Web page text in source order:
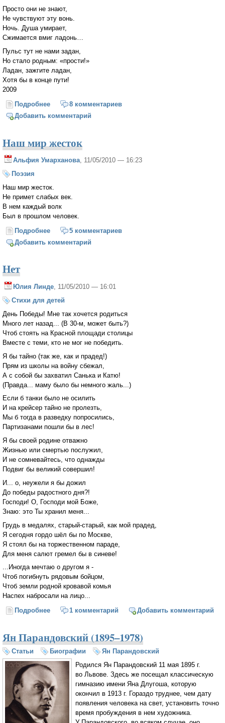
Просто они не знают,
Не чувствуют эту вонь.
Ночь. Душа умирает,
Сжимается вмиг ладонь…
Пульс тут не нами задан,
Но стало родным: «прости!»
Ладан, зажгите ладан,
Хотя бы в конце пути!
2009
Подробнее о Зажгите ладан
8 комментариев
Добавить комментарий
Наш мир жесток
Альфия Умарханова, 11/05/2010 — 16:23
Поэзия
Наш мир жесток.
Не примет слабых век.
В нем каждый волк
Был в прошлом человек.
Подробнее о Наш мир жесток
5 комментариев
Добавить комментарий
Нет
Юлия Линде, 11/05/2010 — 16:01
Стихи для детей
День Победы! Мне так хочется родиться
Много лет назад... (В 30-м, может быть?)
Чтоб стоять на Красной площади столицы
Вместе с теми, кто не мог не победить.
Я бы тайно (так же, как и прадед!)
Прям из школы на войну сбежал,
А с собой бы захватил Санька и Катю!
(Правда... маму было бы немного жаль...)
Если б танки было не осилить
И на крейсер тайно не пролезть,
Мы б тогда в разведку попросились,
Партизанами пошли бы в лес!
Я бы своей родине отважно
Жизнью или смертью послужил,
И не сомневайтесь, что однажды
Подвиг бы великий совершил!
И... о, неужели я бы дожил
До победы радостного дня?!
Господи! О, Господи мой Боже,
Знаю: это Ты хранил меня...
Грудь в медалях, старый-старый, как мой прадед,
Я сегодня гордо шёл бы по Москве,
Я стоял бы на торжественном параде,
Для меня салют гремел бы в синеве!
...Иногда мечтаю о другом я -
Чтоб погибнуть рядовым бойцом,
Чтоб земли родной кровавой комья
Наспех набросали на лицо...
Подробнее о Нет 1 комментарий Добавить комментарий
Ян Парандовский (1895–1978)
Статьи Биографии
Ян Парандовский
Родился Ян Парандовский 11 мая 1895 г.
во Львове. Здесь же посещал классическую
гимназию имени Яна Длугоша, которую
окончил в 1913 г. Гораздо труднее, чем дату
появления человека на свет, установить точно
время пробуждения в нем художника.